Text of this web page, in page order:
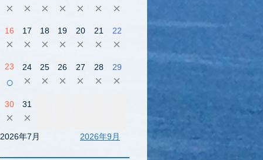
× × × × × × ×
16
×
17
×
18
×
19
×
20
×
21
×
22
×
23
○
24
×
25
×
26
×
27
×
28
×
29
×
30
×
31
×
2026年7月 2026年9月